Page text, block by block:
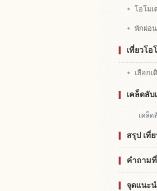
โอโม
พักผ่อ
เที่ยวโ
เลือก
เคล็ดลับ
เคล็ด
สรุป เที่
คำถาม
จุดแนะน